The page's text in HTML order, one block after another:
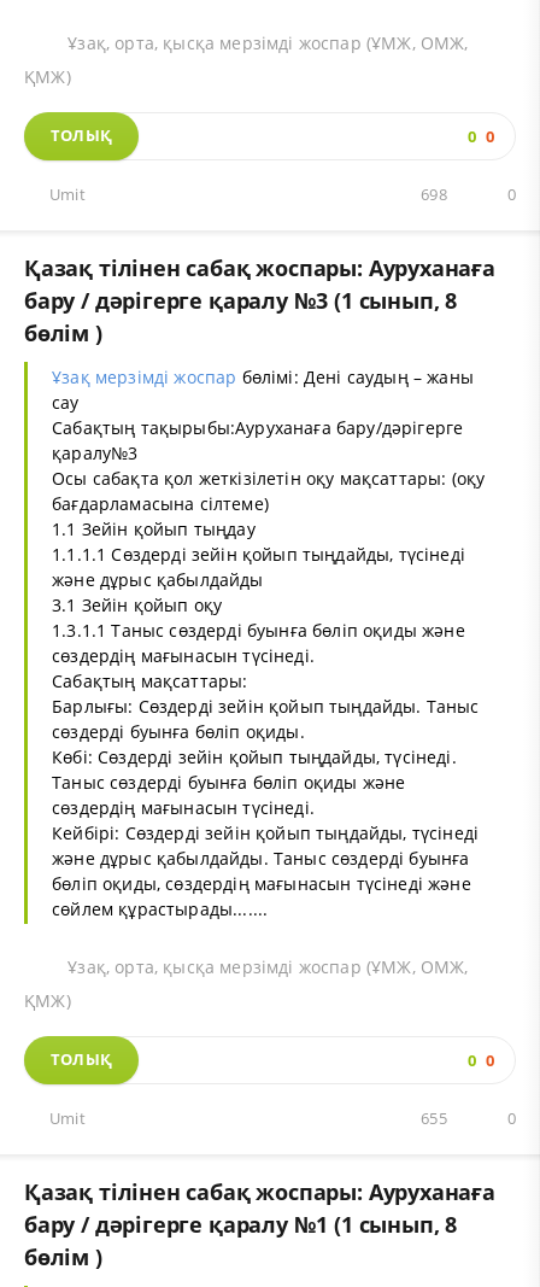
Ұзақ, орта, қысқа мерзімді жоспар (ҰМЖ, ОМЖ,
ҚМЖ)
ТОЛЫҚ 0 0
Umit 0
698
Қазақ тілінен сабақ жоспары: Ауруханаға
бару / дәрігерге қаралу №3 (1 сынып, 8
бөлім )
Ұзақ мерзімді жоспар бөлімі: Дені саудың – жаны
сау
Сабақтың тақырыбы:Ауруханаға бару/дәрігерге
қаралу№3
Осы сабақта қол жеткізілетін оқу мақсаттары: (оқу
бағдарламасына сілтеме)
1.1 Зейін қойып тыңдау
1.1.1.1 Сөздерді зейін қойып тыңдайды, түсінеді
және дұрыс қабылдайды
3.1 Зейін қойып оқу
1.3.1.1 Таныс сөздерді буынға бөліп оқиды және
сөздердің мағынасын түсінеді.
Сабақтың мақсаттары:
Барлығы: Сөздерді зейін қойып тыңдайды. Таныс
сөздерді буынға бөліп оқиды.
Көбі: Сөздерді зейін қойып тыңдайды, түсінеді.
Таныс сөздерді буынға бөліп оқиды және
сөздердің мағынасын түсінеді.
Кейбірі: Сөздерді зейін қойып тыңдайды, түсінеді
және дұрыс қабылдайды. Таныс сөздерді буынға
бөліп оқиды, сөздердің мағынасын түсінеді және
сөйлем құрастырады.......
Ұзақ, орта, қысқа мерзімді жоспар (ҰМЖ, ОМЖ,
ҚМЖ)
ТОЛЫҚ 0 0
Umit 0
655
Қазақ тілінен сабақ жоспары: Ауруханаға
бару / дәрігерге қаралу №1 (1 сынып, 8
бөлім )